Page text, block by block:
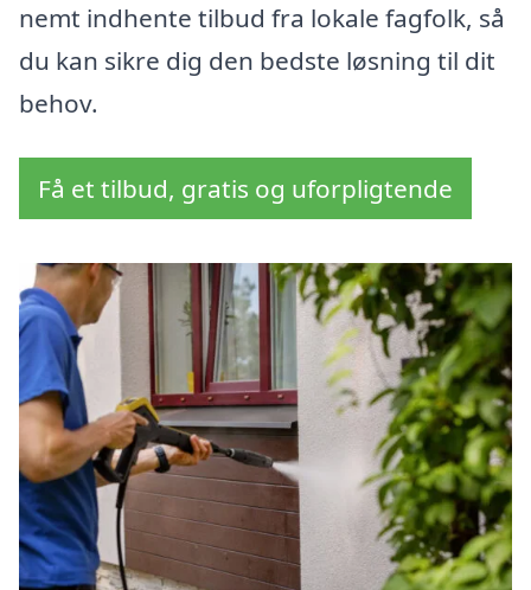
nemt indhente tilbud fra lokale fagfolk, så
du kan sikre dig den bedste løsning til dit
behov.
Få et tilbud, gratis og uforpligtende